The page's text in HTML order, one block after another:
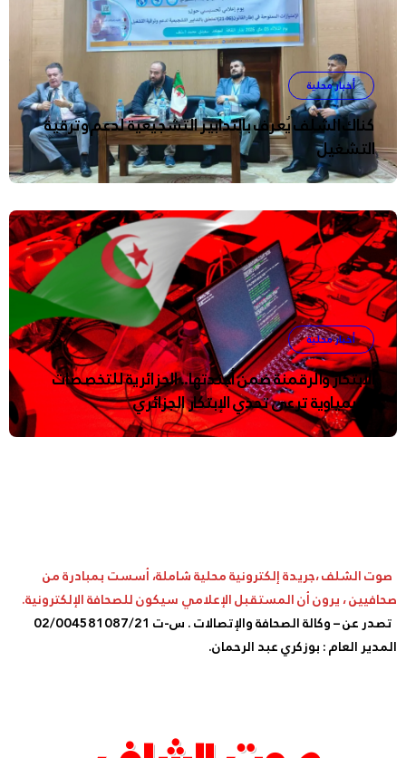
أخبار محلية
كناك الشلف يُعرف بالتدابير التشجيعية لدعم وترقية
التشغيل
أخبار محلية
الإبتكار والرقمنة ضمن أجندتها.. الجزائرية للتخصصات
الكيمياوية ترعى تحدي الإبتكار الجزائري
صوت الشلف ،جريدة إلكترونية محلية شاملة، أسست بمبادرة من
صحافيين ، يرون أن المستقبل الإعلامي سيكون للصحافة الإلكترونية.
تصدر عن – وكالة الصحافة والإتصالات . س-ت 02/004581087/21
المدير العام : بوزكري عبد الرحمان.